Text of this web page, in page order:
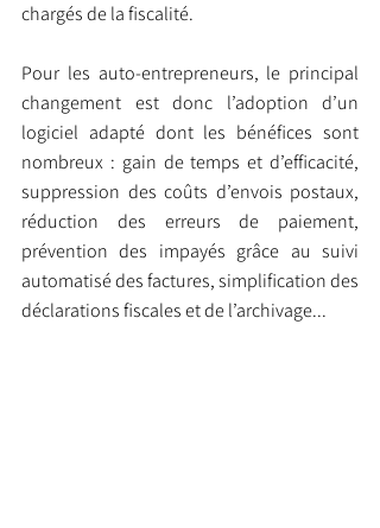
chargés de la fiscalité.
Pour les auto-entrepreneurs, le principal
changement est donc l’adoption d’un
logiciel adapté dont les bénéfices sont
nombreux : gain de temps et d’efficacité,
suppression des coûts d’envois postaux,
réduction des erreurs de paiement,
prévention des impayés grâce au suivi
automatisé des factures, simplification des
déclarations fiscales et de l’archivage...